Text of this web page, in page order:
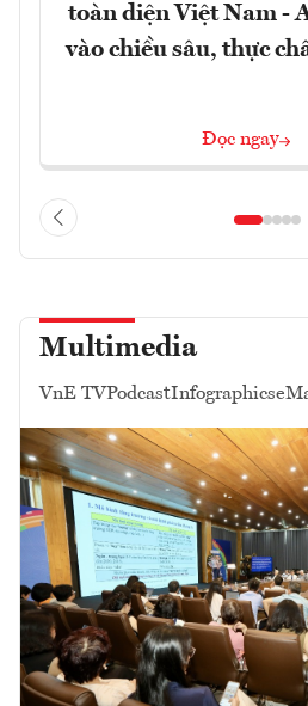
toàn diện Việt Nam -
vào chiều sâu, thực
Đọc ngay
Multimedia
VnE TVPodcastInfographics